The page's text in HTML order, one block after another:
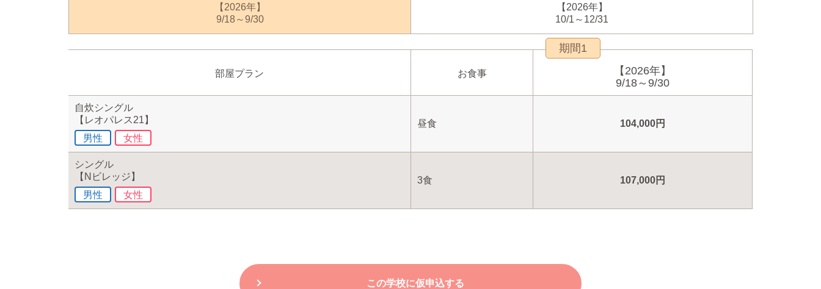
【2026年】
9/18～9/30
【2026年】
10/1～12/31
部屋プラン お食事
期間1
【2026年】
9/18～9/30
自炊シングル
【レオパレス21】
男性
女性
昼食 104,000円
シングル
【Nビレッジ】
男性
女性
3食 107,000円
この学校に仮申込する